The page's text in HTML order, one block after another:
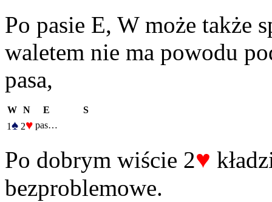
Po pasie E, W może także
waletem nie ma powodu
pasa,
W N E
S
1♠ 2♥ pas…
Po dobrym wiście 2♥
bezproblemowe.